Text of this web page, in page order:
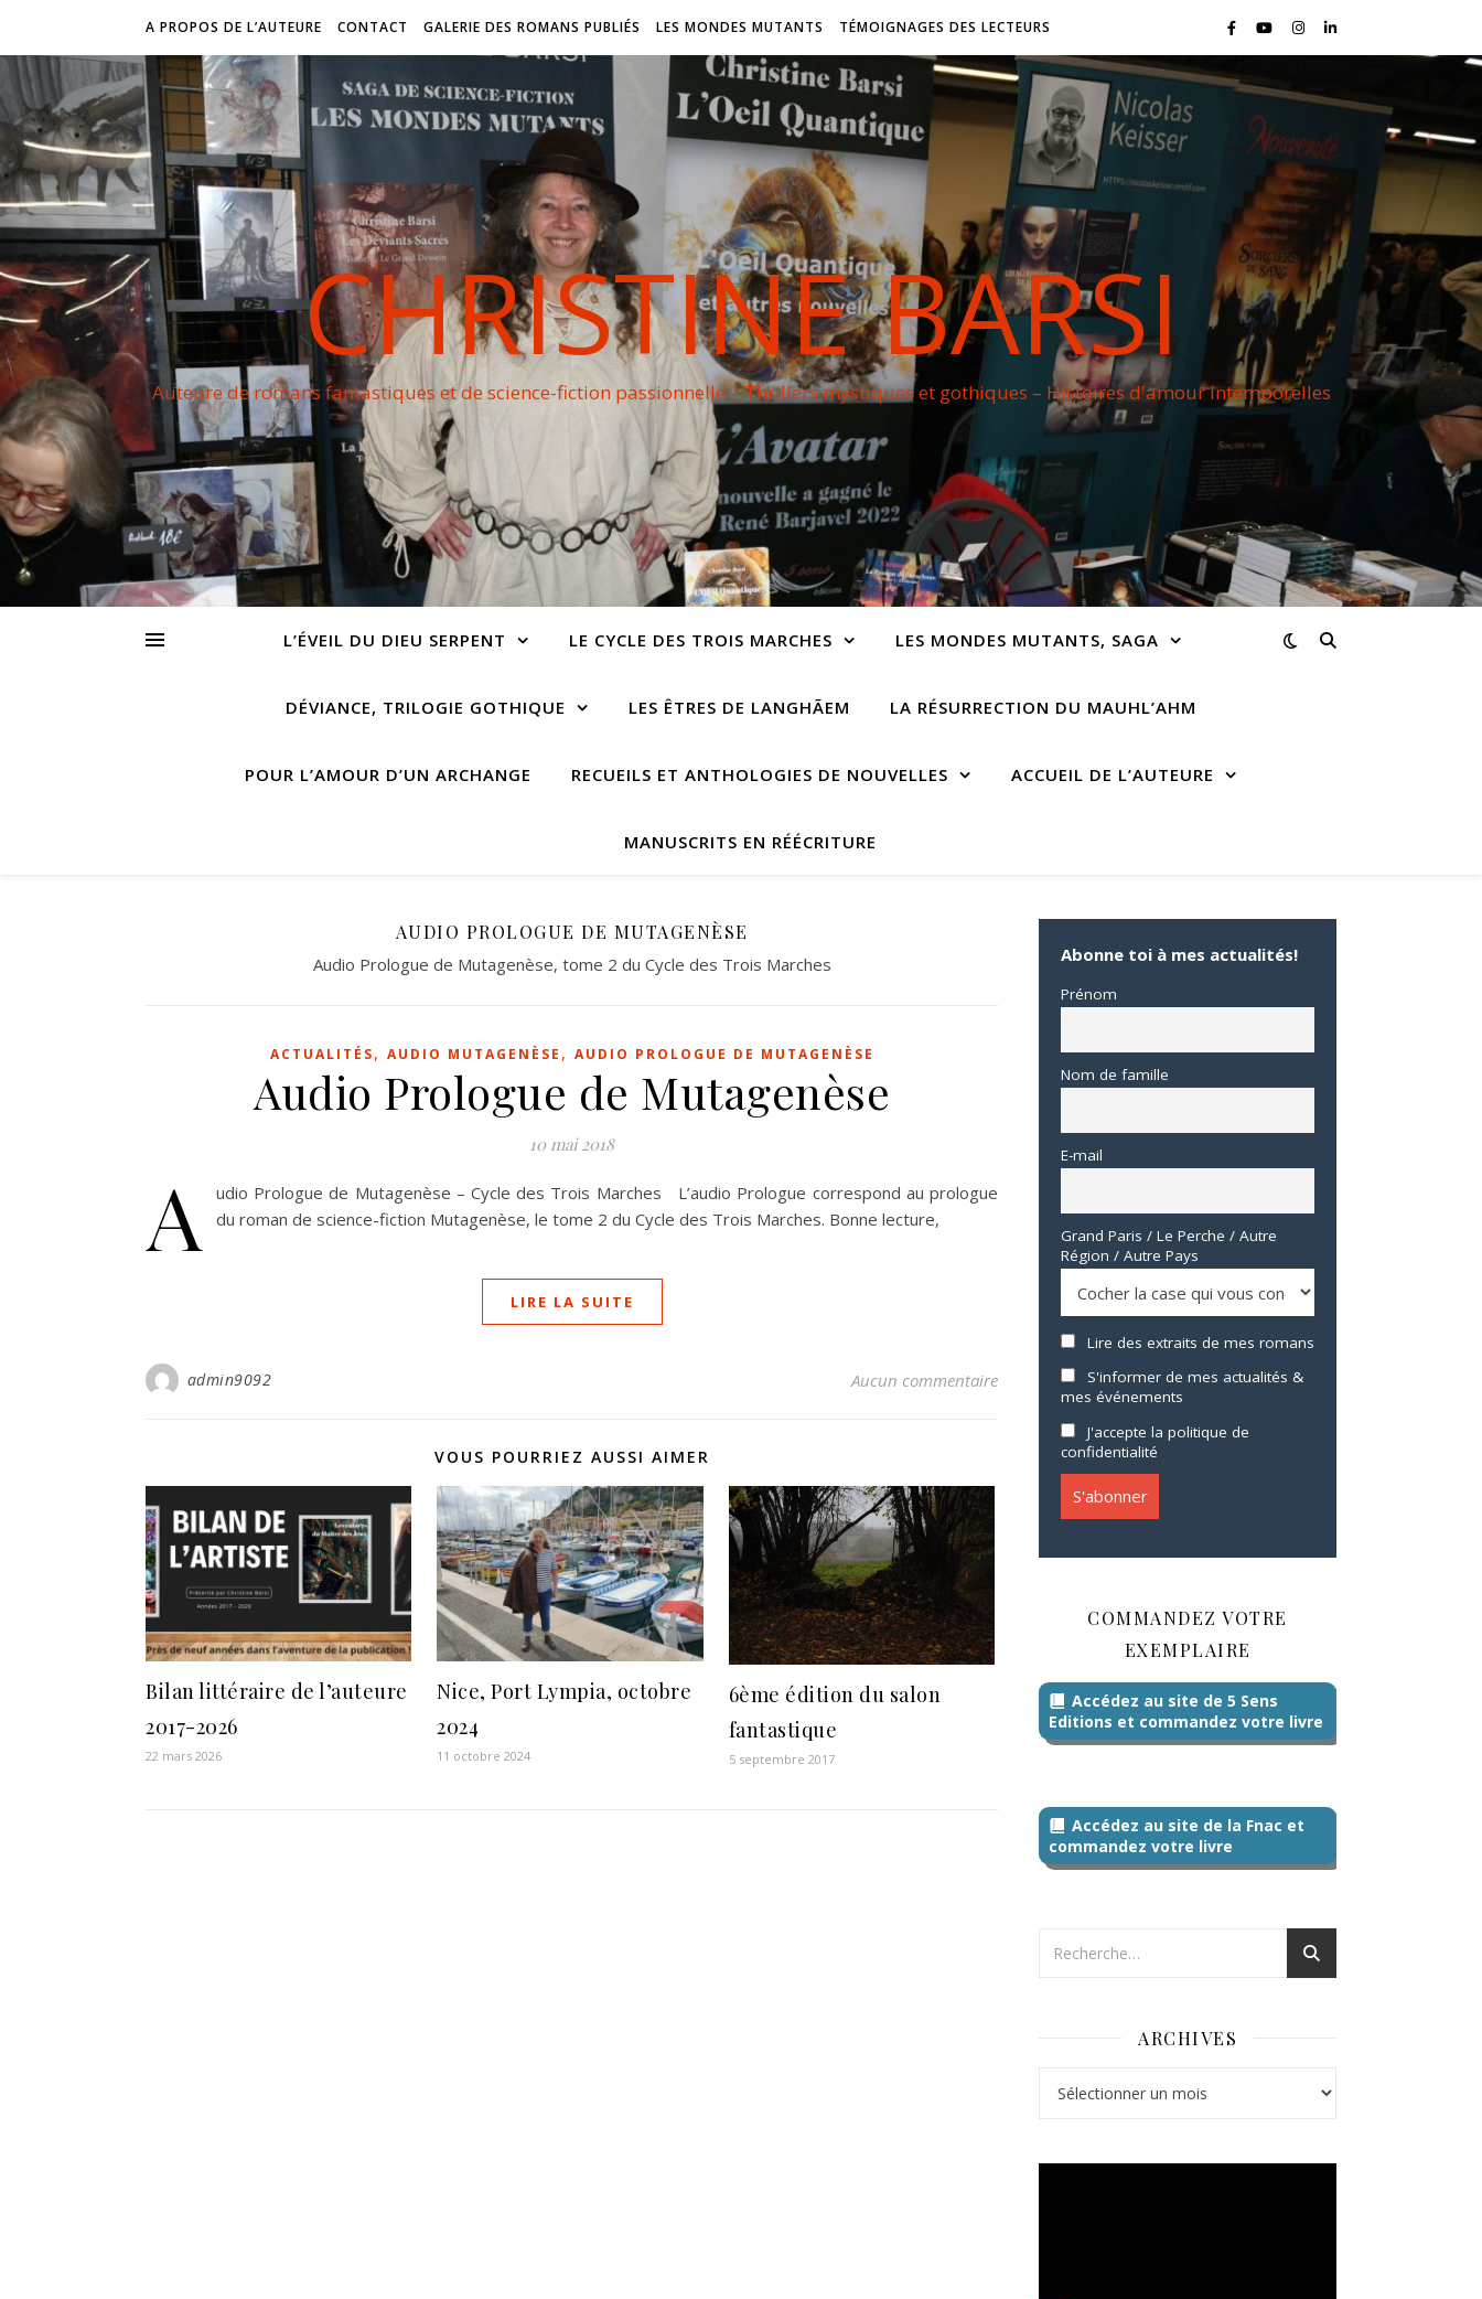
A PROPOS DE L’AUTEURE CONTACT GALERIE DES ROMANS PUBLIÉS LES MONDES MUTANTS TÉMOIGNAGES DES LECTEURS
CHRISTINE BARSI
Auteure de romans fantastiques et de science-fiction passionnelle – Thrillers mystiques et gothiques – Histoires d'amour intemporelles
L’ÉVEIL DU DIEU SERPENT LE CYCLE DES TROIS MARCHES LES MONDES MUTANTS, SAGA
DÉVIANCE, TRILOGIE GOTHIQUE LES ÊTRES DE LANGHÃEM LA RÉSURRECTION DU MAUHL’AHM
POUR L’AMOUR D’UN ARCHANGE RECUEILS ET ANTHOLOGIES DE NOUVELLES ACCUEIL DE L’AUTEURE
MANUSCRITS EN RÉÉCRITURE
AUDIO PROLOGUE DE MUTAGENÈSE
Audio Prologue de Mutagenèse, tome 2 du Cycle des Trois Marches
ACTUALITÉS, AUDIO MUTAGENÈSE , AUDIO PROLOGUE DE MUTAGENÈSE
Audio Prologue de Mutagenèse
10 mai 2018
A
udio Prologue de Mutagenèse – Cycle des Trois Marches L’audio Prologue correspond au prologue
du roman de science-fiction Mutagenèse, le tome 2 du Cycle des Trois Marches. Bonne lecture,
LIRE LA SUITE
admin9092 Aucun commentaire
VOUS POURRIEZ AUSSI AIMER
Bilan littéraire de l’auteure
2017-2026
22 mars 2026
Nice, Port Lympia, octobre
2024
11 octobre 2024
6ème édition du salon
fantastique
5 septembre 2017
Abonne toi à mes actualités!
Prénom
Nom de famille
E-mail
Grand Paris / Le Perche / Autre
Région / Autre Pays
Lire des extraits de mes romans
S'informer de mes actualités &
mes événements
J'accepte la politique de
confidentialité
COMMANDEZ VOTRE
EXEMPLAIRE
Accédez au site de 5 Sens
Editions et commandez votre livre
Accédez au site de la Fnac et
commandez votre livre
ARCHIVES